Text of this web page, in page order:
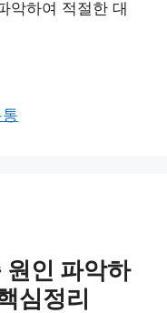
악하여 적절한 대
원인 파악하
심정리